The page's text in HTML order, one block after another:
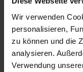
Wir verwenden
personalisieren,
zu können und die
analysieren.
Verwendung
Statements
Magazin
Initiative